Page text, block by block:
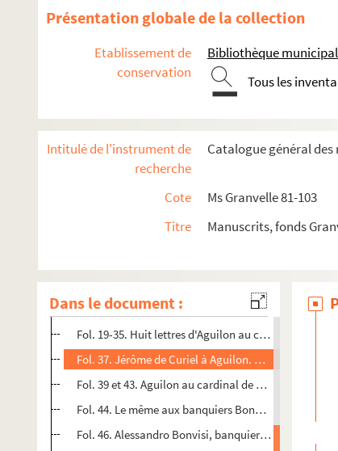
Présentation globale de la collection
Etablissement de
conservation
Bibliothèque
Tous les
Intitulé de l'instrument de
recherche
Catalogue général
Cote
Ms Granvelle 81-103
Titre
Manuscrits, fonds
Dans le document :
Ms Granvelle 93. « Lettres de Maxim. Morillon... T. IV. »
Ms Granvelle 94. « Lettres de Maxim. Morillon... T. V. »
Ms Granvelle 95. « Lettres de Maxim. Morillon... T. VI.
Ms Granvelle 97. « Lettres de Morillon... T. VIII. » (31
Ms Granvelle 98. Lettres de Morillon. T. IX (12 janvier-
Fol. 5 et 6. Aguilon à Morillon. Verdun, 21 et 26 avril
Fol. 15. Le cardinal de Granvelle à Aguilon. Rome, 12
Fol. 17. Obligations du cardinal de Granvelle aux
Fol. 19-35. Huit lettres d'Aguilon au cardinal de
Fol. 37. Jérôme de Curiel à Aguilon. Anvers, 29 mai
Fol. 39 et 43. Aguilon au cardinal de Granvelle.
Fol. 44. Le même aux banquiers Bonvisis. Bruxelles,
Fol. 46. Alessandro Bonvisi, banquier, à Pedro